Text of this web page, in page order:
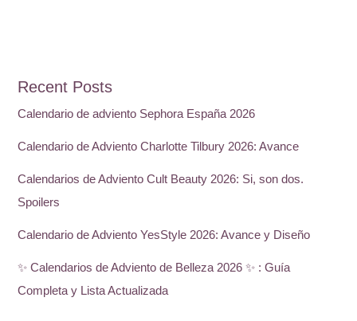
Recent Posts
Calendario de adviento Sephora España 2026
Calendario de Adviento Charlotte Tilbury 2026: Avance
Calendarios de Adviento Cult Beauty 2026: Si, son dos.
Spoilers
Calendario de Adviento YesStyle 2026: Avance y Diseño
✨ Calendarios de Adviento de Belleza 2026 ✨ : Guía
Completa y Lista Actualizada